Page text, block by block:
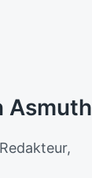
Asmuth